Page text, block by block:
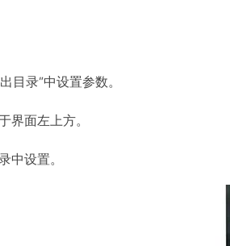
目录”中设置参数。
面左上方。
设置。